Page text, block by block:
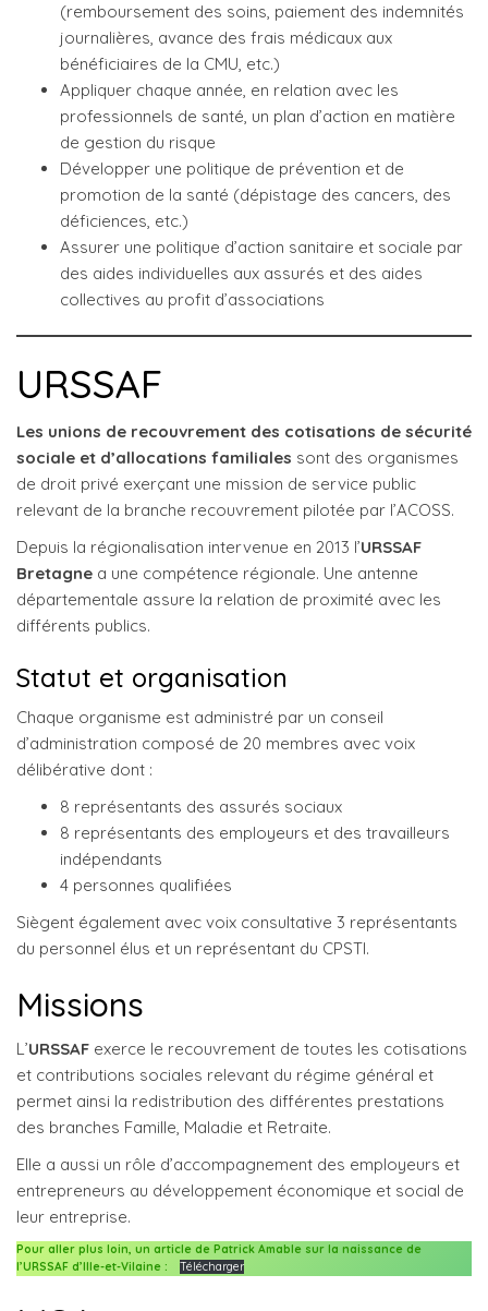
(remboursement des soins, paiement des indemnités
journalières, avance des frais médicaux aux
bénéficiaires de la CMU, etc.)
Appliquer chaque année, en relation avec les
professionnels de santé, un plan d’action en matière
de gestion du risque
Développer une politique de prévention et de
promotion de la santé (dépistage des cancers, des
déficiences, etc.)
Assurer une politique d’action sanitaire et sociale par
des aides individuelles aux assurés et des aides
collectives au profit d’associations
URSSAF
Les unions de recouvrement des cotisations de sécurité
sociale et d’allocations familiales sont des organismes
de droit privé exerçant une mission de service public
relevant de la branche recouvrement pilotée par l’ACOSS.
Depuis la régionalisation intervenue en 2013 l’URSSAF
Bretagne a une compétence régionale. Une antenne
départementale assure la relation de proximité avec les
différents publics.
Statut et organisation
Chaque organisme est administré par un conseil
d’administration composé de 20 membres avec voix
délibérative dont :
8 représentants des assurés sociaux
8 représentants des employeurs et des travailleurs
indépendants
4 personnes qualifiées
Siègent également avec voix consultative 3 représentants
du personnel élus et un représentant du CPSTI.
Missions
L’URSSAF exerce le recouvrement de toutes les cotisations
et contributions sociales relevant du régime général et
permet ainsi la redistribution des différentes prestations
des branches Famille, Maladie et Retraite.
Elle a aussi un rôle d’accompagnement des employeurs et
entrepreneurs au développement économique et social de
leur entreprise.
Pour aller plus loin, un article de Patrick Amable sur la naissance de
l’URSSAF d’Ille-et-Vilaine :
Télécharger